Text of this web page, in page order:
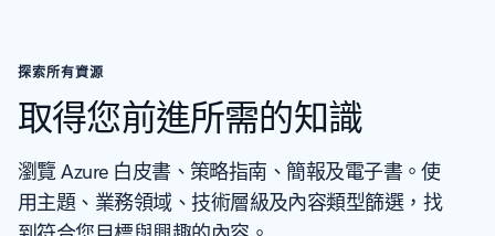
探索所有資源
取得您前進所需的知識
瀏覽 Azure 白皮書、策略指南、簡報及電子書。使
用主題、業務領域、技術層級及內容類型篩選，找